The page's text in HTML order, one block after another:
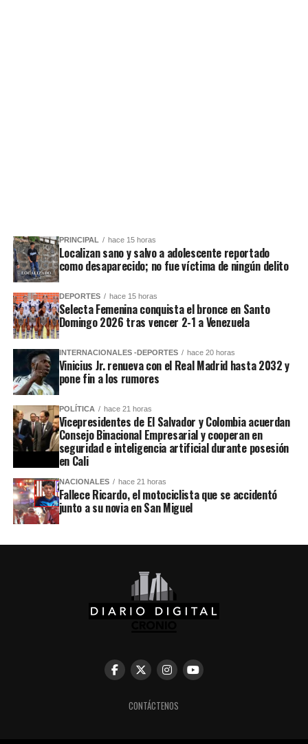
PRINCIPAL hace 15 horas
Localizan sano y salvo a adolescente reportado
como desaparecido; no fue víctima de ningún delito
DEPORTES hace 15 horas
Selecta Femenina conquista el bronce en Santo
Domingo 2026 tras vencer 2-1 a Venezuela
INTERNACIONALES -DEPORTES hace 20 horas
Vinicius Jr. renueva con el Real Madrid hasta 2032 y
pone fin a los rumores
POLÍTICA hace 21 horas
Vicepresidentes de El Salvador y Colombia acuerdan
Consejo Binacional Empresarial y cooperan en
seguridad e inteligencia artificial durante posesión
en Cali
NACIONALES hace 21 horas
Fallece Ricardo, el motociclista que se accidentó
junto a su novia en San Miguel
CONTÁCTENOS